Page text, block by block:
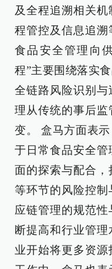
及全程追溯相关
程管控及信息追溯
食品安全管理向
程”主要围绕落实
全链路风险识别
理从传统的事后
变。 盒马方面表
于日常食品安全
面的探索与配合，
等环节的风险控
应链管理的规范
断提高和行业管
业开始将更多资